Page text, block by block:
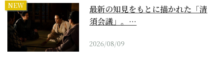
NEW
最新の知見をもとに描かれた「清
須会議」。…
2026/08/09